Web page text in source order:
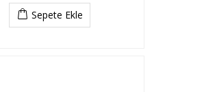
Sepete Ekle